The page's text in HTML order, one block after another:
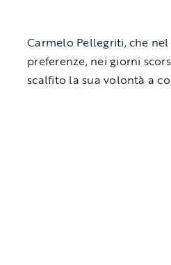
Carmelo Pellegriti, che
preferenze, nei giorni
scalfito la sua volontà a